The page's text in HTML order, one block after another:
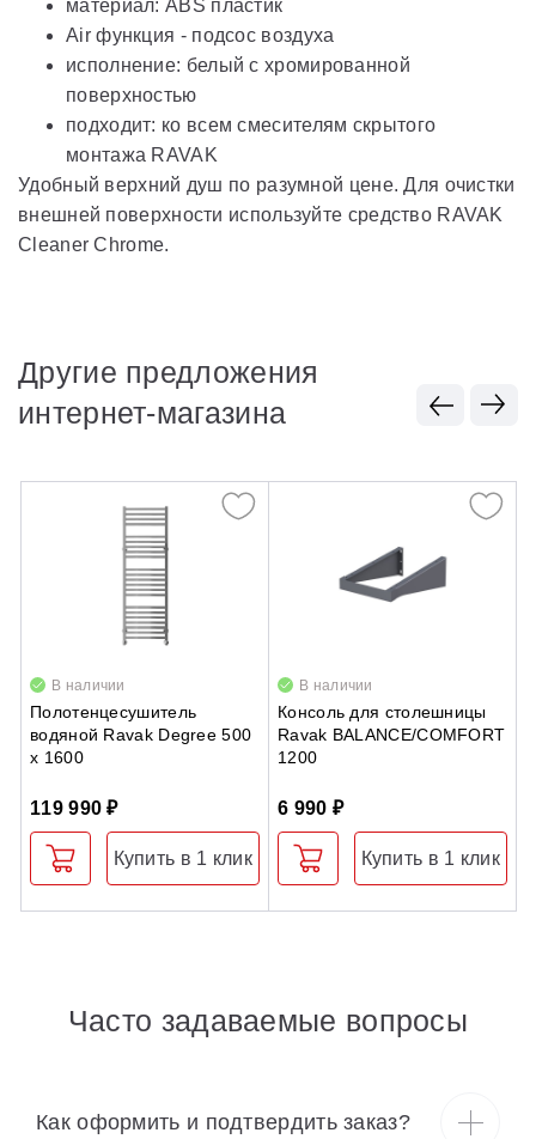
материал: ABS пластик
Air функция - подсос воздуха
исполнение: белый с хромированной
поверхностью
подходит: ко всем смесителям скрытого
монтажа RAVAK
Удобный верхний душ по разумной цене. Для очистки
внешней поверхности используйте средство RAVAK
Cleaner Chrome.
Другие предложения
интернет-магазина
В наличии
Полотенцесушитель
водяной Ravak Degree 500
x 1600
119 990 ₽
Купить в 1 клик
В наличии
Консоль для столешницы
Ravak BALANCE/COMFORT
1200
6 990 ₽
Купить в 1 клик
Часто задаваемые вопросы
Как оформить и подтвердить заказ?